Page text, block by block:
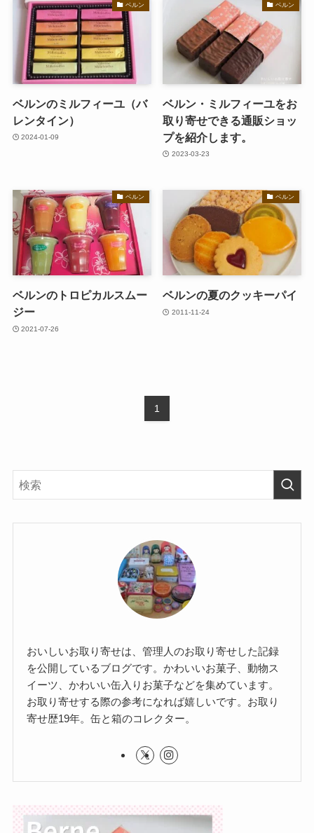
ベルン
ベルンのミルフィーユ（バ
レンタイン）
2024-01-09
ベルン
ベルン・ミルフィーユをお
取り寄せできる通販ショッ
プを紹介します。
2023-03-23
ベルン
ベルンのトロピカルスムー
ジー
2021-07-26
ベルン
ベルンの夏のクッキーパイ
2011-11-24
1
おいしいお取り寄せは、管理人のお取り寄せした記録
を公開しているブログです。かわいいお菓子、動物ス
イーツ、かわいい缶入りお菓子などを集めています。
お取り寄せする際の参考になれば嬉しいです。お取り
寄せ歴19年。缶と箱のコレクター。